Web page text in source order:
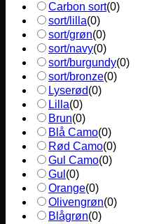
Carbon sort(0)
sort/lilla(0)
sort/grøn(0)
sort/navy(0)
sort/burgundy(0)
sort/bronze(0)
Lyserød(0)
Lilla(0)
Brun(0)
Blå Camo(0)
Rød Camo(0)
Gul Camo(0)
Gul (0)
Orange(0)
Olivengrøn(0)
Blågrøn(0)